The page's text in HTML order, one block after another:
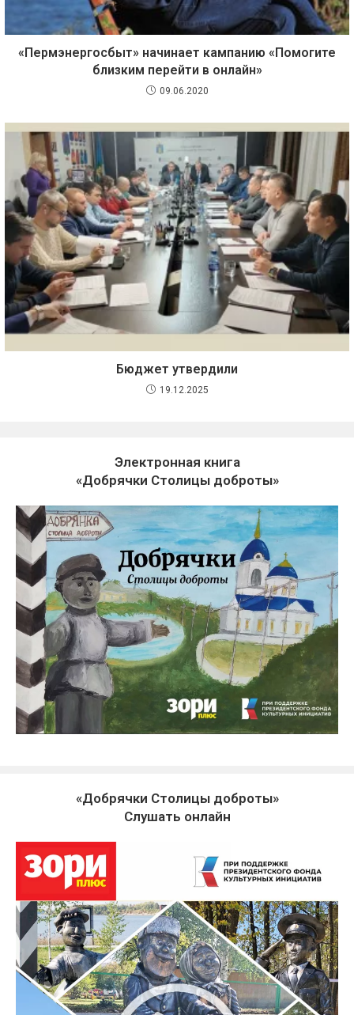
«Пермэнергосбыт» начинает кампанию «Помогите
близким перейти в онлайн»
09.06.2020
Бюджет утвердили
19.12.2025
Электронная книга
«Добрячки Столицы доброты»
«Добрячки Столицы доброты»
Слушать онлайн